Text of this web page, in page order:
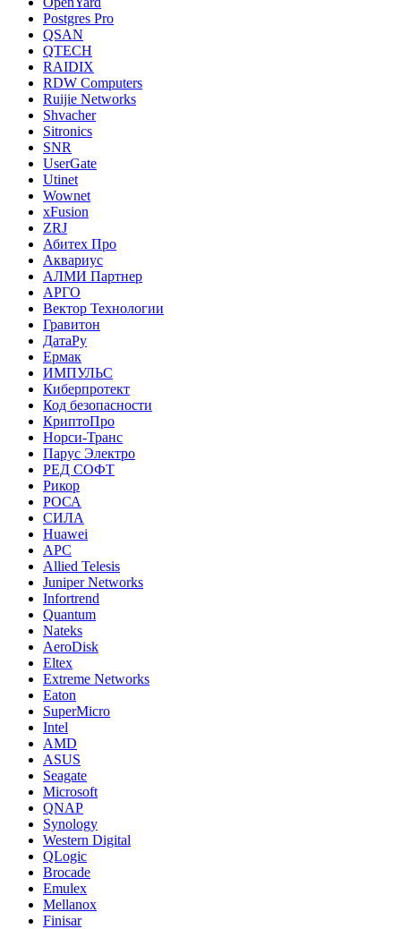
Postgres Pro
QSAN
QTECH
RAIDIX
RDW Computers
Ruijie Networks
Shvacher
Sitronics
SNR
UserGate
Utinet
Wownet
xFusion
ZRJ
Абитех Про
Аквариус
АЛМИ Партнер
АРГО
Вектор Технологии
Гравитон
ДатаРу
Ермак
ИМПУЛЬС
Киберпротект
Код безопасности
КриптоПро
Норси-Транс
Парус Электро
РЕД СОФТ
Рикор
РОСА
СИЛА
Huawei
APC
Allied Telesis
Juniper Networks
Infortrend
Quantum
Nateks
AeroDisk
Eltex
Extreme Networks
Eaton
SuperMicro
Intel
AMD
ASUS
Seagate
Microsoft
QNAP
Synology
Western Digital
QLogic
Brocade
Emulex
Mellanox
Finisar